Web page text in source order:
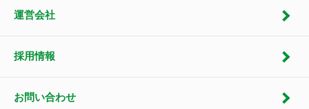
運営会社
採用情報
お問い合わせ